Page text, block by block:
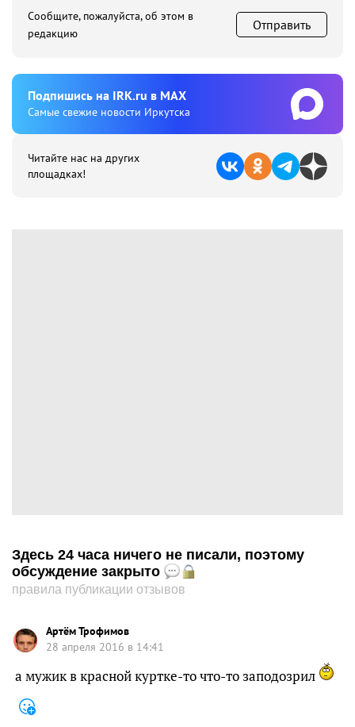
Сообщите, пожалуйста, об этом в
редакцию
Отправить
Подпишиcь на IRK.ru в MAX
Cамые свежие новости Иркутска
Читайте нас на других
площадках!
Здесь 24 часа ничего не писали, поэтому
обсуждение закрыто
правила публикации отзывов
Артём Трофимов
28 апреля 2016 в 14:41
а мужик в красной куртке-то что-то заподозрил